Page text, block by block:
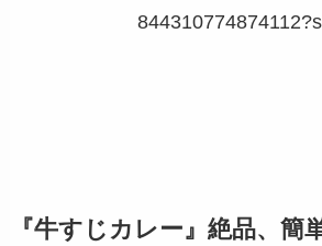
『牛すじカレー』絶品、簡